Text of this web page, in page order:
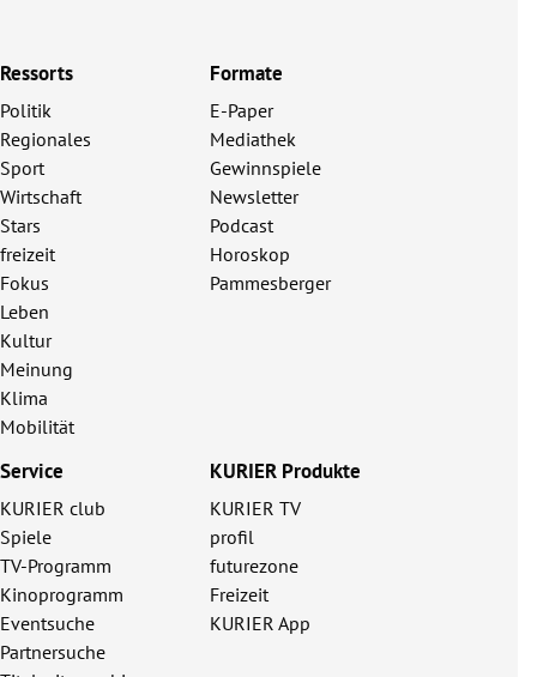
Ressorts
Politik
Regionales
Sport
Wirtschaft
Stars
freizeit
Fokus
Leben
Kultur
Meinung
Klima
Mobilität
Formate
E-Paper
Mediathek
Gewinnspiele
Newsletter
Podcast
Horoskop
Pammesberger
Service
KURIER club
Spiele
TV-Programm
Kinoprogramm
Eventsuche
Partnersuche
KURIER Produkte
KURIER TV
profil
futurezone
Freizeit
KURIER App